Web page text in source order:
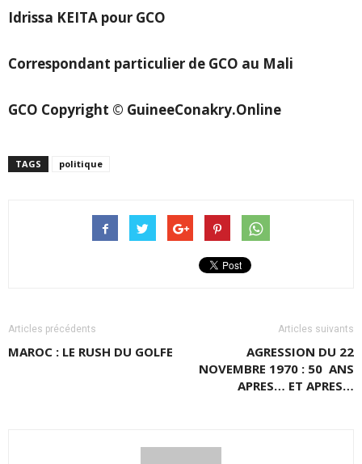
Idrissa KEITA pour GCO
Correspondant particulier de GCO au Mali
GCO Copyright © GuineeConakry.Online
TAGS politique
Articles précédents
MAROC : LE RUSH DU GOLFE
Articles suivants
AGRESSION DU 22
NOVEMBRE 1970 : 50 ANS
APRES… ET APRES…